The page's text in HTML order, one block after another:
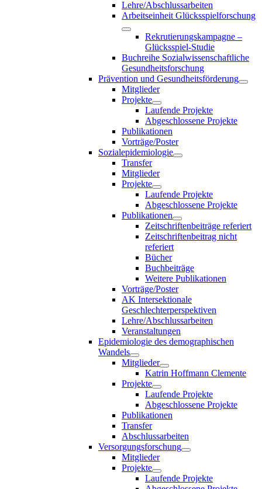
Lehre/Abschlussarbeiten
Arbeitseinheit Glücksspielforschung
Rekrutierungskampagne –
Glücksspiel-Studie
Buchreihe Sozialwissenschaftliche
Gesundheitsforschung
Prävention und Gesundheitsförderung
Mitglieder
Projekte
Laufende Projekte
Abgeschlossene Projekte
Publikationen
Vorträge/Poster
Sozialepidemiologie
Transfer
Mitglieder
Projekte
Laufende Projekte
Abgeschlossene Projekte
Publikationen
Zeitschriftenbeiträge referiert
Zeitschriftenbeitrag nicht
referiert
Bücher
Buchbeiträge
Weitere Publikationen
Vorträge/Poster
AK Intersektionale
Geschlechterperspektiven
Lehre/Abschlussarbeiten
Veranstaltungen
Epidemiologie des demographischen
Wandels
Mitglieder
Katrin Hoffmann Clemente
Projekte
Laufende Projekte
Abgeschlossene Projekte
Publikationen
Transfer
Abschlussarbeiten
Versorgungsforschung
Mitglieder
Projekte
Laufende Projekte